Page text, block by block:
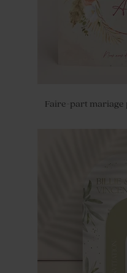
Rond de serviette
Faire-part mariage